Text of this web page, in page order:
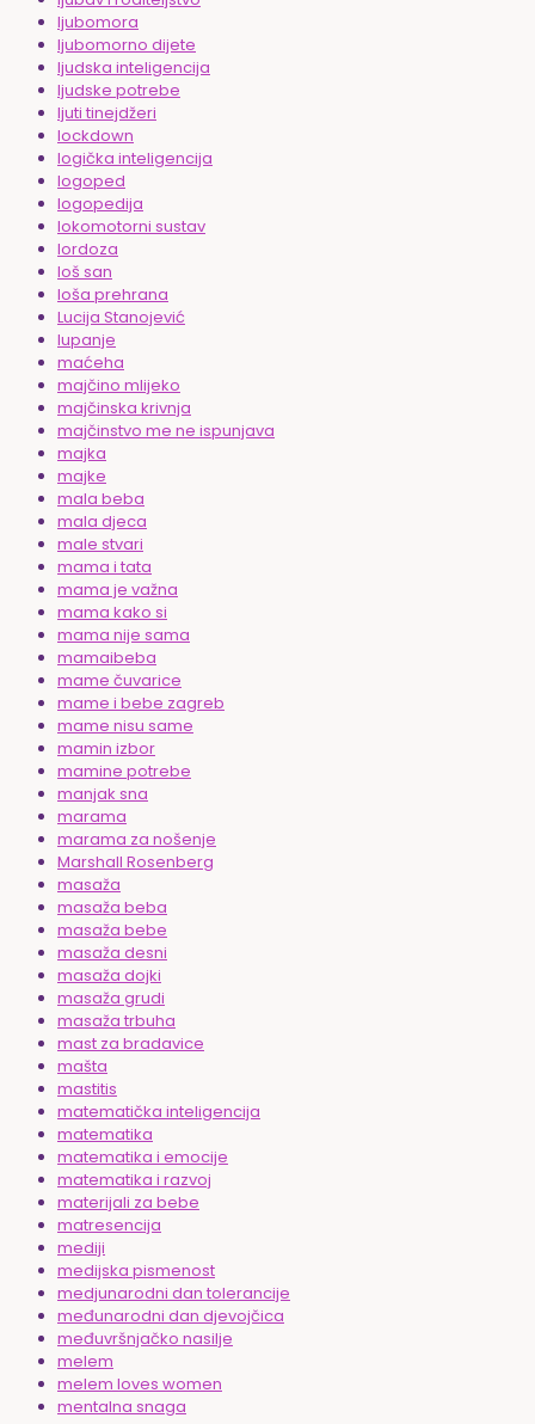
ljubomora
ljubomorno dijete
ljudska inteligencija
ljudske potrebe
ljuti tinejdžeri
lockdown
logička inteligencija
logoped
logopedija
lokomotorni sustav
lordoza
loš san
loša prehrana
Lucija Stanojević
lupanje
maćeha
majčino mlijeko
majčinska krivnja
majčinstvo me ne ispunjava
majka
majke
mala beba
mala djeca
male stvari
mama i tata
mama je važna
mama kako si
mama nije sama
mamaibeba
mame čuvarice
mame i bebe zagreb
mame nisu same
mamin izbor
mamine potrebe
manjak sna
marama
marama za nošenje
Marshall Rosenberg
masaža
masaža beba
masaža bebe
masaža desni
masaža dojki
masaža grudi
masaža trbuha
mast za bradavice
mašta
mastitis
matematička inteligencija
matematika
matematika i emocije
matematika i razvoj
materijali za bebe
matresencija
mediji
medijska pismenost
medjunarodni dan tolerancije
međunarodni dan djevojčica
međuvršnjačko nasilje
melem
melem loves women
mentalna snaga